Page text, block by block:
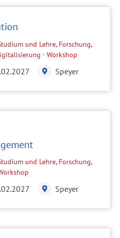
und Lehre, Forschung,
· Workshop
Speyer
und Lehre, Forschung,
Speyer